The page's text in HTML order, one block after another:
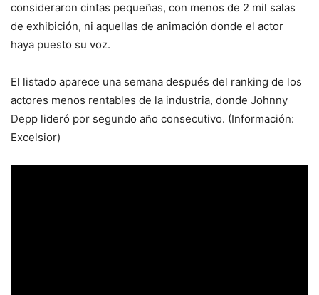
consideraron cintas pequeñas, con menos de 2 mil salas
de exhibición, ni aquellas de animación donde el actor
haya puesto su voz.
El listado aparece una semana después del ranking de los
actores menos rentables de la industria, donde Johnny
Depp lideró por segundo año consecutivo. (Información:
Excelsior)